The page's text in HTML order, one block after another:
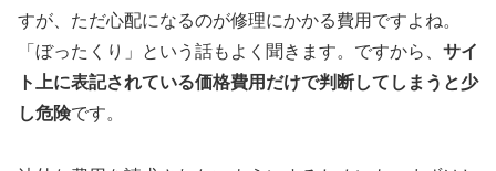
すが、ただ心配になるのが修理にかかる費用ですよね。
「ぼったくり」という話もよく聞きます。ですから、 サイ
ト上に表記されている価格費用だけで判断してしまうと少
し危険です。